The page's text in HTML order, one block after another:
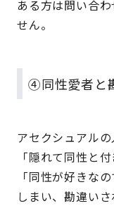
ある方は問い合
せん。
④同性愛者と
アセクシュアル
「隠れて同性と
「同性が好きな
しまい、勘違いさ